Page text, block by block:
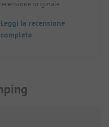
essere rinnovati
originale
Leggi la recensione
completa